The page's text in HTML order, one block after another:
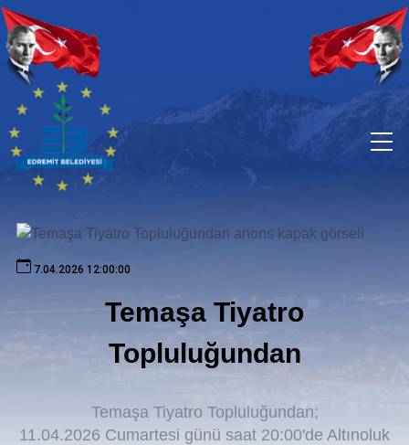
7.04.2026 12:00:00
Temaşa Tiyatro
Topluluğundan
Temaşa Tiyatro Topluluğundan;
11.04.2026 Cumartesi günü saat 20:00'de Altınoluk